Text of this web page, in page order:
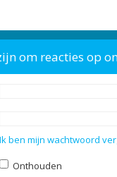
om reacties op
Ik ben mijn wachtwoord
Onthouden